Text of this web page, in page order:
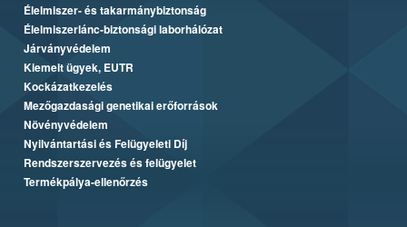
Élelmiszer- és takarmánybiztonság
Élelmiszerlánc-biztonsági laborhálózat
Járványvédelem
Kiemelt ügyek, EUTR
Kockázatkezelés
Mezőgazdasági genetikai erőforrások
Növényvédelem
Nyilvántartási és Felügyeleti Díj
Rendszerszervezés és felügyelet
Termékpálya-ellenőrzés